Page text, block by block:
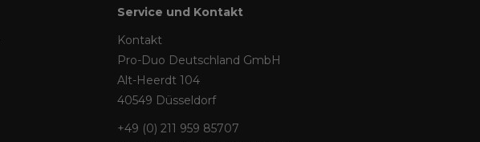
Service und Kontakt
Kontakt
Pro-Duo Deutschland GmbH
Alt-Heerdt 104
40549 Düsseldorf
+49 (0) 211 959 85707